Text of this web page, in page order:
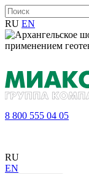
RU EN
8 800 555 04 05
RU
EN